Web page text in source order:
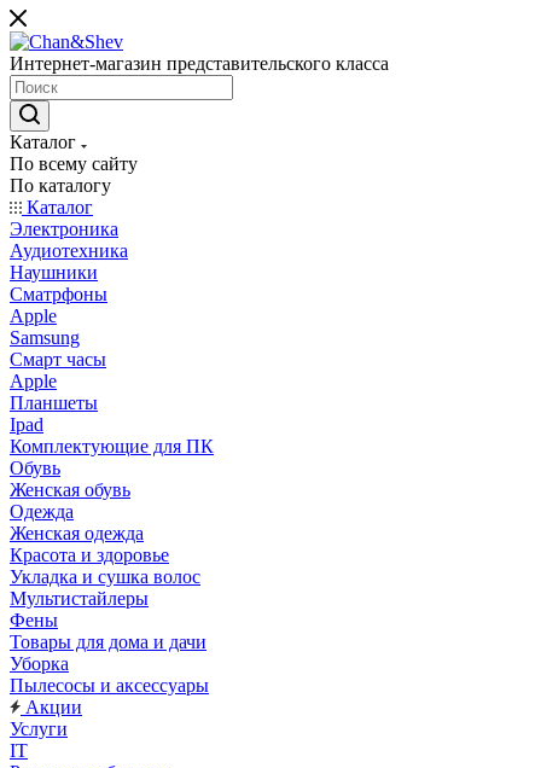
Интернет-магазин представительского класса
Каталог
По всему сайту
По каталогу
Каталог
Электроника
Аудиотехника
Наушники
Сматрфоны
Apple
Samsung
Смарт часы
Apple
Планшеты
Ipad
Комплектующие для ПК
Обувь
Женская обувь
Одежда
Женская одежда
Красота и здоровье
Укладка и сушка волос
Мультистайлеры
Фены
Товары для дома и дачи
Уборка
Пылесосы и аксессуары
Акции
Услуги
IT